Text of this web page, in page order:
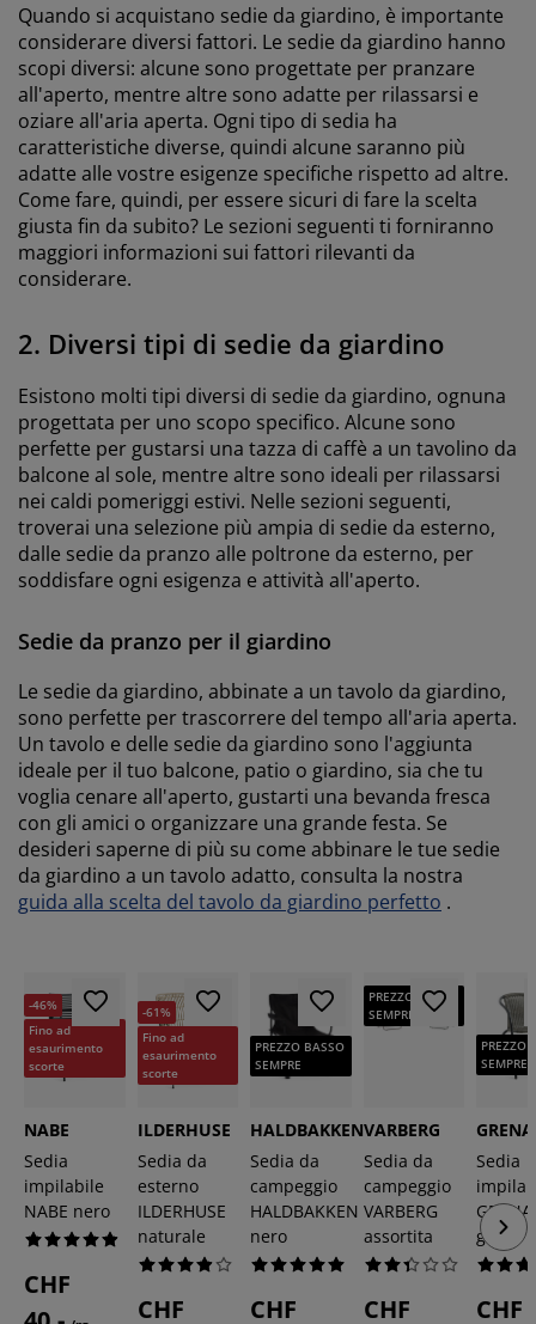
Quando si acquistano sedie da giardino, è importante
considerare diversi fattori. Le sedie da giardino hanno
scopi diversi: alcune sono progettate per pranzare
all'aperto, mentre altre sono adatte per rilassarsi e
oziare all'aria aperta. Ogni tipo di sedia ha
caratteristiche diverse, quindi alcune saranno più
adatte alle vostre esigenze specifiche rispetto ad altre.
Come fare, quindi, per essere sicuri di fare la scelta
giusta fin da subito? Le sezioni seguenti ti forniranno
maggiori informazioni sui fattori rilevanti da
considerare.
2. Diversi tipi di sedie da giardino
Esistono molti tipi diversi di sedie da giardino, ognuna
progettata per uno scopo specifico. Alcune sono
perfette per gustarsi una tazza di caffè a un tavolino da
balcone al sole, mentre altre sono ideali per rilassarsi
nei caldi pomeriggi estivi. Nelle sezioni seguenti,
troverai una selezione più ampia di sedie da esterno,
dalle sedie da pranzo alle poltrone da esterno, per
soddisfare ogni esigenza e attività all'aperto.
Sedie da pranzo per il giardino
Le sedie da giardino, abbinate a un tavolo da giardino,
sono perfette per trascorrere del tempo all'aria aperta.
Un tavolo e delle sedie da giardino sono l'aggiunta
ideale per il tuo balcone, patio o giardino, sia che tu
voglia cenare all'aperto, gustarti una bevanda fresca
con gli amici o organizzare una grande festa. Se
desideri saperne di più su come abbinare le tue sedie
da giardino a un tavolo adatto, consulta la nostra
guida alla scelta del tavolo da giardino perfetto .
-46%
Fino ad
esaurimento
scorte
NABE
Sedia
impilabile
NABE nero
CHF
-61%
Fino ad
esaurimento
scorte
ILDERHUSE
Sedia da
esterno
ILDERHUSE
naturale
CHF
PREZZO BASSO
SEMPRE
HALDBAKKEN
Sedia da
campeggio
HALDBAKKEN
nero
CHF
PREZZO BASSO
SEMPRE
VARBERG
Sedia da
campeggio
VARBERG
assortita
CHF
PREZZO
SEMPRE
Sedia
grigio
CHF